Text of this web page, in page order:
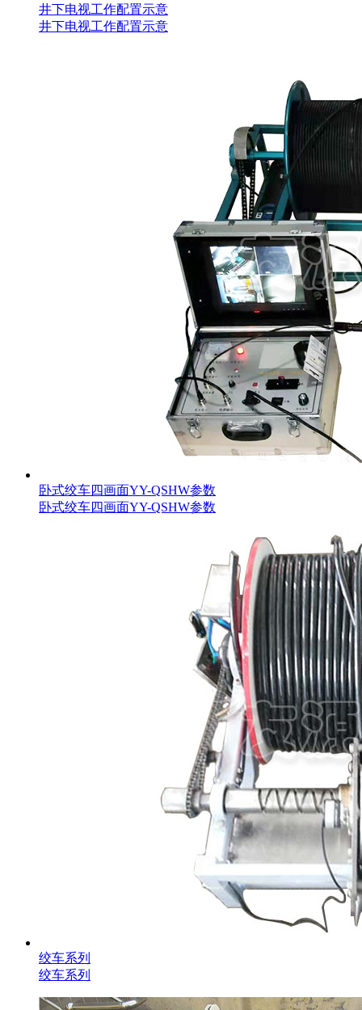
井下电视工作配置示意
井下电视工作配置示意
卧式绞车四画面YY-QSHW参数
卧式绞车四画面YY-QSHW参数
绞车系列
绞车系列